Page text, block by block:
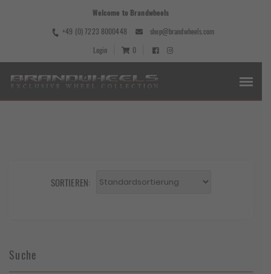
Welcome to Brandwheels
+49 (0) 7223 8000448
shop@brandwheels.com
Login
0
SORTIEREN:
Suche